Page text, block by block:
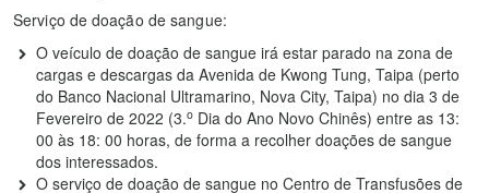
Serviço de doação de sangue:
O veículo de doação de sangue irá estar parado na zona de
cargas e descargas da Avenida de Kwong Tung, Taipa (perto
do Banco Nacional Ultramarino, Nova City, Taipa) no dia 3 de
Fevereiro de 2022 (3.o Dia do Ano Novo Chinês) entre as 13:
00 às 18: 00 horas, de forma a recolher doações de sangue
dos interessados.
O serviço de doação de sangue no Centro de Transfusões de